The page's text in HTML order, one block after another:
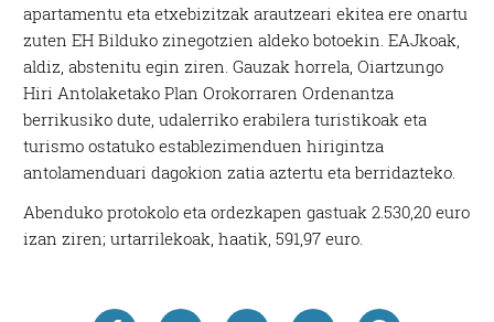
apartamentu eta etxebizitzak arautzeari ekitea ere onartu
zuten EH Bilduko zinegotzien aldeko botoekin. EAJkoak,
aldiz, abstenitu egin ziren. Gauzak horrela, Oiartzungo
Hiri Antolaketako Plan Orokorraren Ordenantza
berrikusiko dute, udalerriko erabilera turistikoak eta
turismo ostatuko establezimenduen hirigintza
antolamenduari dagokion zatia aztertu eta berridazteko.
Abenduko protokolo eta ordezkapen gastuak 2.530,20 euro
izan ziren; urtarrilekoak, haatik, 591,97 euro.